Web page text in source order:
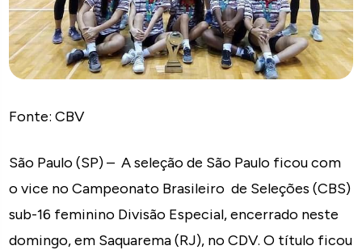
Fonte: CBV
São Paulo (SP) – A seleção de São Paulo ficou com
o vice no Campeonato Brasileiro de Seleções (CBS)
sub-16 feminino Divisão Especial, encerrado neste
domingo, em Saquarema (RJ), no CDV. O título ficou